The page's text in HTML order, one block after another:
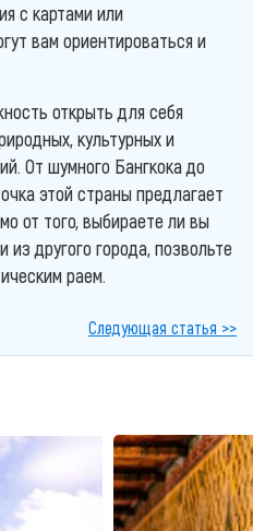
с картами или
вам ориентироваться и
открыть для себя
культурных и
От шумного Бангкока до
этой страны предлагает
от того, выбираете ли вы
другого города, позвольте
раем.
Следующая статья >>